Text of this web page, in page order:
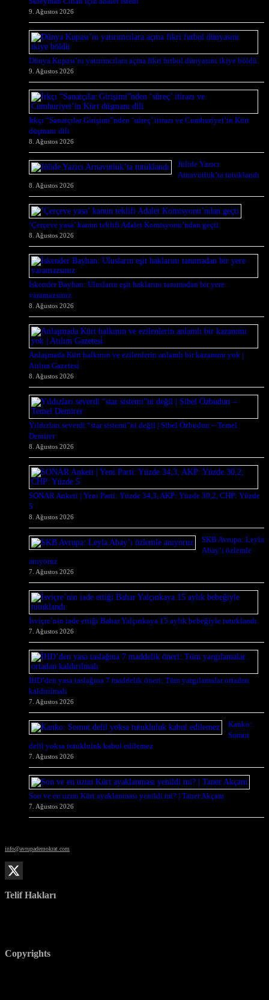
9. Ağustos 2026
Dünya Kupası’nı yatırımcılara açma fikri futbol dünyasını ikiye böldü
9. Ağustos 2026
Irkçı “Sanatçılar Girişimi”nden ‘süreç’ itirazı ve Cumhuriyet’in Kürt
düşmanı dili
8. Ağustos 2026
Jülide Yazıcı
Arnavutluk’ta tutuklandı
8. Ağustos 2026
‘Çerçeve yasa’ kanun teklifi Adalet Komisyonu’ndan geçti
8. Ağustos 2026
İskender Bayhan: Ulusların eşit haklarını tanımadan bir yere
varamazsınız
8. Ağustos 2026
Anlaşmada Kürt halkının ve ezilenlerin anlamlı bir kazanımı yok |
Atılım Gazetesi̇
8. Ağustos 2026
Yıldızları severdi “star sistemi”ni değil | Sibel Özbudun – Temel
Demirer
8. Ağustos 2026
SONAR Anketi | Yeni Parti: Yüzde 34,3, AKP: Yüzde 30,2, CHP: Yüzde
5
8. Ağustos 2026
SKB Avrupa: Leyla
Abay’ı özlemle
anıyoruz
7. Ağustos 2026
İsviçre’nin iade ettiği Bahar Yalçınkaya 15 aylık bebeğiyle tutuklandı
7. Ağustos 2026
İHD’den yasa taslağına 7 maddelik öneri: Tüm yargılamalar ortadan
kaldırılmalı
7. Ağustos 2026
Kanko:
Somut
delil yoksa tutukluluk kabul edilemez
7. Ağustos 2026
Son ve en uzun Kürt ayaklanması yenildi mi? | Taner Akçam
7. Ağustos 2026
info@avrupademokrat.com
Telif Hakları
Copyrights